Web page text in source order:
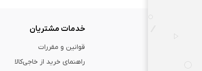
خدمات مشتریان
قوانین و مقررات
راهنمای خرید از خاجی‌کالا